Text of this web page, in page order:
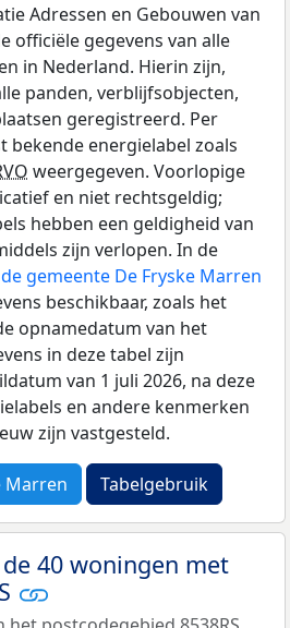
Adressen en Gebouwen van
officiële gegevens van alle
in Nederland. Hierin zijn,
panden, verblijfsobjecten,
geregistreerd. Per
bekende energielabel zoals
weergegeven. Voorlopige
en niet rechtsgeldig;
hebben een geldigheid van
zijn verlopen. In de
gemeente De Fryske Marren
beschikbaar, zoals het
opnamedatum van het
in deze tabel zijn
van 1 juli 2026, na deze
en andere kenmerken
zijn vastgesteld.
Marren Tabelgebruik
40 woningen met